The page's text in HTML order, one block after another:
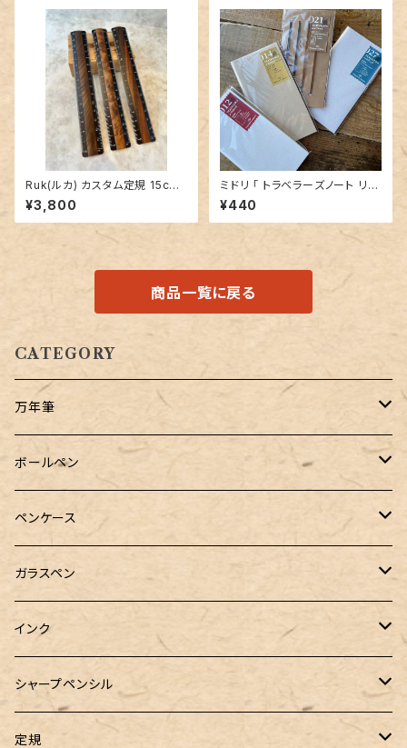
Ruk(ルカ) カスタム定規 15cm
【神代ケヤキ・マーブルウッド・サ
イアミーズローズウッド】
¥3,800
ミドリ 「 トラベラーズノート リフ
ィル （ 012 画用紙 ｜ 014 クラ
フト ｜ 021 連結バンド ｜027
水彩紙）」
¥440
商品一覧に戻る
CATEGORY
万年筆
Pelikan（ペリカン）
PILOT（パイロット）
万年筆用コンバーター
SAILOR（セーラー）
PLATINUM（プラチナ）
BENU（ベヌー）
PARKER（パーカー）
ボールペン
オリジナルボールペン
Pelikan（ペリカン）
マルチペン
PILOT（パイロット）
SAILOR（セーラー）
Caran d'Ache（カランダッシュ）
ペンケース
バハギア & クラフト
ラウンドジップペンケース
ロールペンケース
ラウンドジップペンケース 10本挿し
&Liebe(アンドリーベ)
シーカンパニー
LOONLOON（ルンルン）
ガラスペン
工芸装置
ペンネジューク オリジナル（予約品）
ペンネジューク オリジナル（在庫品）
書籍
佐瀬工業所
インク
オリジナルインク
Tono&Lims
シャープペンシル
富士瘤クラフト
定規